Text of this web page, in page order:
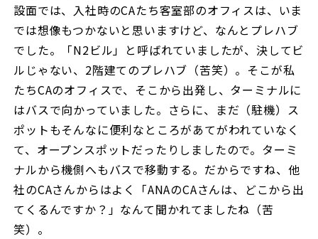
設面では、入社時のCAたち客室部のオフィスは、いま
では想像もつかないと思いますけど、なんとプレハブ
でした。「N2ビル」と呼ばれていましたが、決してビ
ルじゃない、2階建てのプレハブ（苦笑）。そこが私
たちCAのオフィスで、そこから出発し、ターミナルに
はバスで向かっていました。さらに、まだ（駐機）ス
ポットもそんなに便利なところがあてがわれていなく
て、オープンスポットだったりしましたので。ターミ
ナルから機側へもバスで移動する。だからですね、他
社のCAさんからはよく「ANAのCAさんは、どこから出
てくるんですか？」なんて聞かれてましたね（苦
笑）。